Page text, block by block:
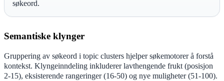
søkeord.
Semantiske klynger
Gruppering av søkeord i topic clusters hjelper søkemotorer å forstå
kontekst. Klyngeinndeling inkluderer lavthengende frukt (posisjon
2-15), eksisterende rangeringer (16-50) og nye muligheter (51-100).